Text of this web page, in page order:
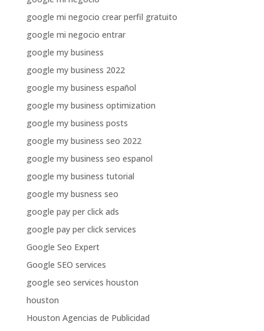
google mi negocio crear perfil gratuito
google mi negocio entrar
google my business
google my business 2022
google my business español
google my business optimization
google my business posts
google my business seo 2022
google my business seo espanol
google my business tutorial
google my busness seo
google pay per click ads
google pay per click services
Google Seo Expert
Google SEO services
google seo services houston
houston
Houston Agencias de Publicidad